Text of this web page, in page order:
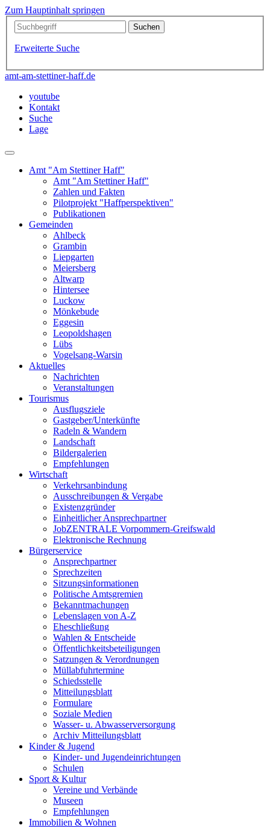
Zum Hauptinhalt springen
Erweiterte Suche
amt-am-stettiner-haff.de
youtube
Kontakt
Suche
Lage
Amt "Am Stettiner Haff"
Amt "Am Stettiner Haff"
Zahlen und Fakten
Pilotprojekt "Haffperspektiven"
Publikationen
Gemeinden
Ahlbeck
Grambin
Liepgarten
Meiersberg
Altwarp
Hintersee
Luckow
Mönkebude
Eggesin
Leopoldshagen
Lübs
Vogelsang-Warsin
Aktuelles
Nachrichten
Veranstaltungen
Tourismus
Ausflugsziele
Gastgeber/Unterkünfte
Radeln & Wandern
Landschaft
Bildergalerien
Empfehlungen
Wirtschaft
Verkehrsanbindung
Ausschreibungen & Vergabe
Existenzgründer
Einheitlicher Ansprechpartner
JobZENTRALE Vorpommern-Greifswald
Elektronische Rechnung
Bürgerservice
Ansprechpartner
Sprechzeiten
Sitzungsinformationen
Politische Amtsgremien
Bekanntmachungen
Lebenslagen von A-Z
Eheschließung
Wahlen & Entscheide
Öffentlichkeitsbeteiligungen
Satzungen & Verordnungen
Müllabfuhrtermine
Schiedsstelle
Mitteilungsblatt
Formulare
Soziale Medien
Wasser- u. Abwasserversorgung
Archiv Mitteilungsblatt
Kinder & Jugend
Kinder- und Jugendeinrichtungen
Schulen
Sport & Kultur
Vereine und Verbände
Museen
Empfehlungen
Immobilien & Wohnen